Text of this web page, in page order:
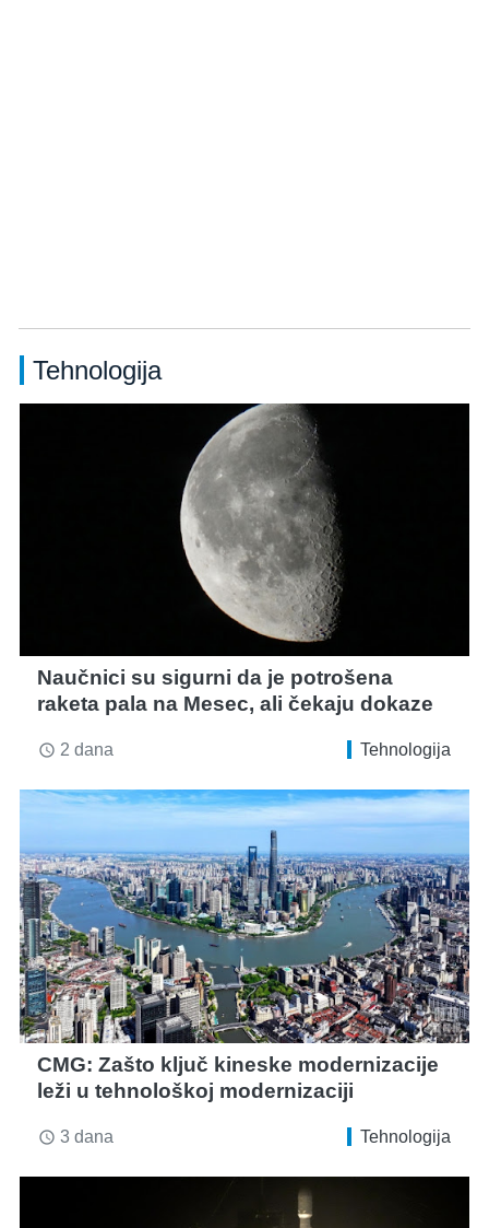
Tehnologija
Naučnici su sigurni da je potrošena
raketa pala na Mesec, ali čekaju dokaze
access_time 2 dana Tehnologija
CMG: Zašto ključ kineske modernizacije
leži u tehnološkoj modernizaciji
access_time 3 dana Tehnologija